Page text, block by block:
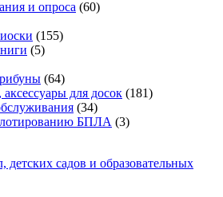
и опроса (60)
(155)
(5)
(64)
для досок (181)
(34)
БПЛА (3)
садов и образовательных